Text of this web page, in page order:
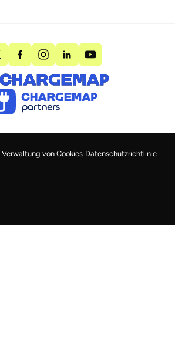
Verwaltung von Cookies Datenschutzrichtlinie